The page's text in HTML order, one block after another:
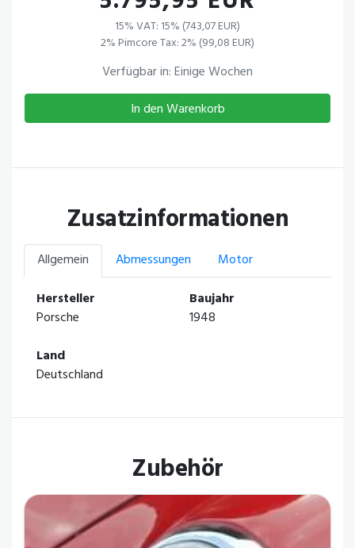
15% VAT: 15% (743,07 EUR)
2% Pimcore Tax: 2% (99,08 EUR)
Verfügbar in: Einige Wochen
In den Warenkorb
Zusatzinformationen
Allgemein Abmessungen
Motor
Hersteller
Porsche
Baujahr
1948
Land
Deutschland
Zubehör